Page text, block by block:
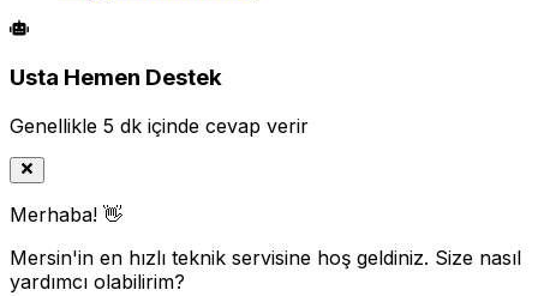
Usta Hemen Destek
Genellikle 5 dk içinde cevap verir
Merhaba! 👋
Mersin'in en hızlı teknik servisine hoş geldiniz. Size nasıl
yardımcı olabilirim?